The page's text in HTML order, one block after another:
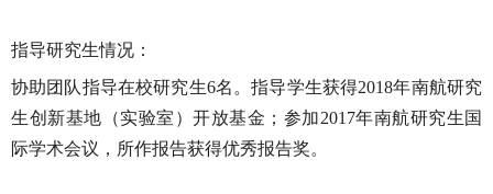
指导研究生情况：
协助团队指导在校研究生6名。指导学生获得2018年南航研究
生创新基地（实验室）开放基金；参加2017年南航研究生国
际学术会议，所作报告获得优秀报告奖。